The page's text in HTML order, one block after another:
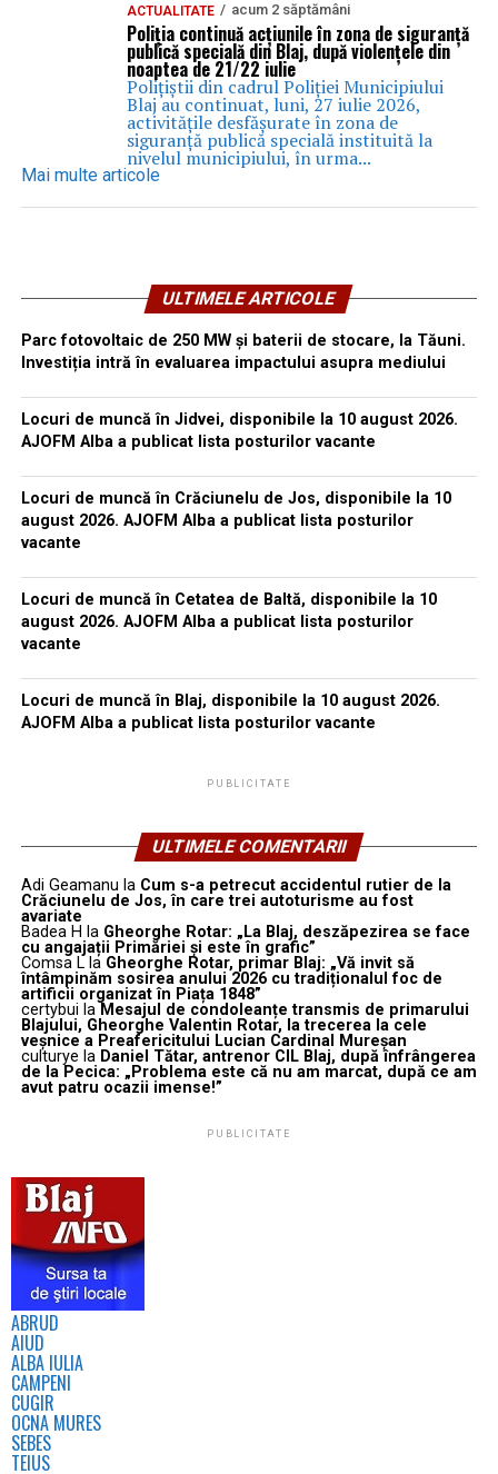
ACTUALITATE acum 2 săptămâni
Poliția continuă acțiunile în zona de siguranță
publică specială din Blaj, după violențele din
noaptea de 21/22 iulie
Polițiștii din cadrul Poliției Municipiului
Blaj au continuat, luni, 27 iulie 2026,
activitățile desfășurate în zona de
siguranță publică specială instituită la
nivelul municipiului, în urma...
Mai multe articole
ULTIMELE ARTICOLE
Parc fotovoltaic de 250 MW și baterii de stocare, la Tăuni.
Investiția intră în evaluarea impactului asupra mediului
Locuri de muncă în Jidvei, disponibile la 10 august 2026.
AJOFM Alba a publicat lista posturilor vacante
Locuri de muncă în Crăciunelu de Jos, disponibile la 10
august 2026. AJOFM Alba a publicat lista posturilor
vacante
Locuri de muncă în Cetatea de Baltă, disponibile la 10
august 2026. AJOFM Alba a publicat lista posturilor
vacante
Locuri de muncă în Blaj, disponibile la 10 august 2026.
AJOFM Alba a publicat lista posturilor vacante
PUBLICITATE
ULTIMELE COMENTARII
Adi Geamanu la Cum s-a petrecut accidentul rutier de la
Crăciunelu de Jos, în care trei autoturisme au fost
avariate
Badea H la Gheorghe Rotar: „La Blaj, deszăpezirea se face
cu angajații Primăriei și este în grafic”
Comsa Lla Gheorghe Rotar, primar Blaj: „Vă invit să
întâmpinăm sosirea anului 2026 cu tradiționalul foc de
artificii organizat în Piața 1848”
certybui la Mesajul de condoleanțe transmis de primarului
Blajului, Gheorghe Valentin Rotar, la trecerea la cele
veșnice a Preafericitului Lucian Cardinal Mureșan
culturye la Daniel Tătar, antrenor CIL Blaj, după înfrângerea
de la Pecica: „Problema este că nu am marcat, după ce am
avut patru ocazii imense!”
PUBLICITATE
ABRUD
AIUD
ALBA IULIA
CAMPENI
CUGIR
OCNA MURES
SEBES
TEIUS